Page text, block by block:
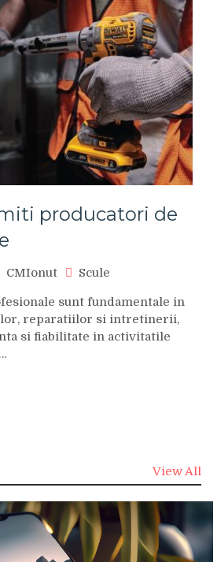
producatori de
CMIonut Scule
sunt fundamentale in
reparatiilor si intretinerii,
si fiabilitate in activitatile
View All